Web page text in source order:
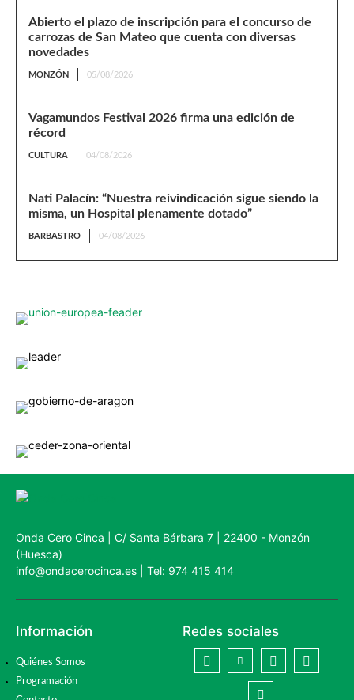
Abierto el plazo de inscripción para el concurso de
carrozas de San Mateo que cuenta con diversas
novedades
MONZÓN 05/08/2026
Vagamundos Festival 2026 firma una edición de
récord
CULTURA 04/08/2026
Nati Palacín: “Nuestra reivindicación sigue siendo la
misma, un Hospital plenamente dotado”
BARBASTRO 04/08/2026
Onda Cero Cinca | C/ Santa Bárbara 7 | 22400 - Monzón
(Huesca)
info@ondacerocinca.es | Tel: 974 415 414
Información
Quiénes Somos
Programación
Redes sociales